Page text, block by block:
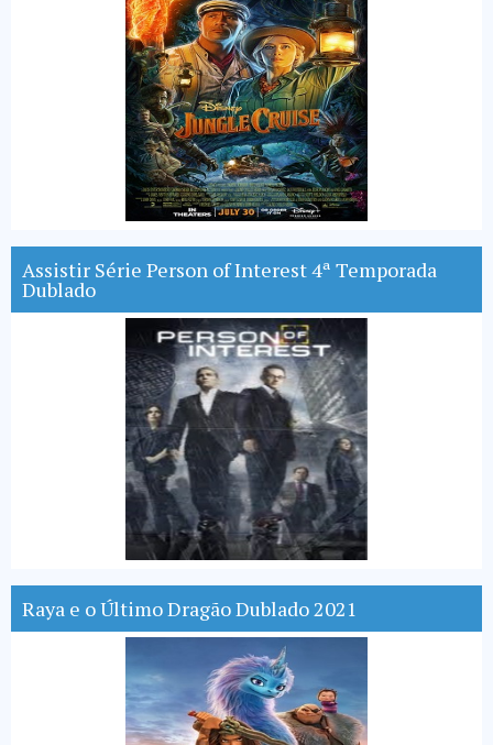
Assistir Série Person of Interest 4ª Temporada
Dublado
Raya e o Último Dragão Dublado 2021